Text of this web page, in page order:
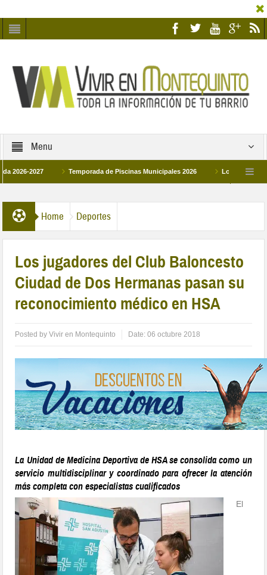
Menu
2027 Temporada de Piscinas Municipales 2026 Los Campus de
Home Deportes
Los jugadores del Club Baloncesto
Ciudad de Dos Hermanas pasan su
reconocimiento médico en HSA
Posted byVivir en Montequinto Date:06 octubre 2018
La Unidad de Medicina Deportiva de HSA se consolida como un
servicio multidisciplinar y coordinado para ofrecer la atención
más completa con especialistas cualificados
El